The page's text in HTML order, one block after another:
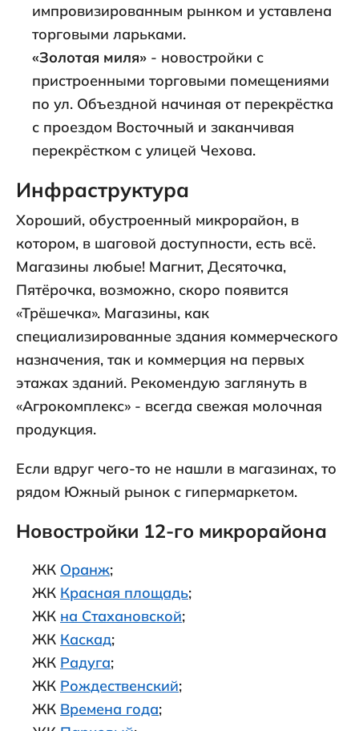
импровизированным рынком и уставлена
торговыми ларьками.
«Золотая миля» - новостройки с
пристроенными торговыми помещениями
по ул. Объездной начиная от перекрёстка
с проездом Восточный и заканчивая
перекрёстком с улицей Чехова.
Инфраструктура
Хороший, обустроенный микрорайон, в
котором, в шаговой доступности, есть всё.
Магазины любые! Магнит, Десяточка,
Пятёрочка, возможно, скоро появится
«Трёшечка». Магазины, как
специализированные здания коммерческого
назначения, так и коммерция на первых
этажах зданий. Рекомендую заглянуть в
«Агрокомплекс» - всегда свежая молочная
продукция.
Если вдруг чего-то не нашли в магазинах, то
рядом Южный рынок с гипермаркетом.
Новостройки 12-го микрорайона
ЖК Оранж;
ЖК Красная площадь;
ЖК на Стахановской;
ЖК Каскад;
ЖК Радуга;
ЖК Рождественский;
ЖК Времена года;